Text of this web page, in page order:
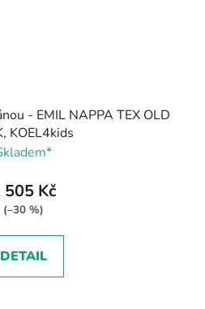
- EMIL NAPPA TEX OLD
KOEL4kids
505 Kč
(–30 %)
DETAIL